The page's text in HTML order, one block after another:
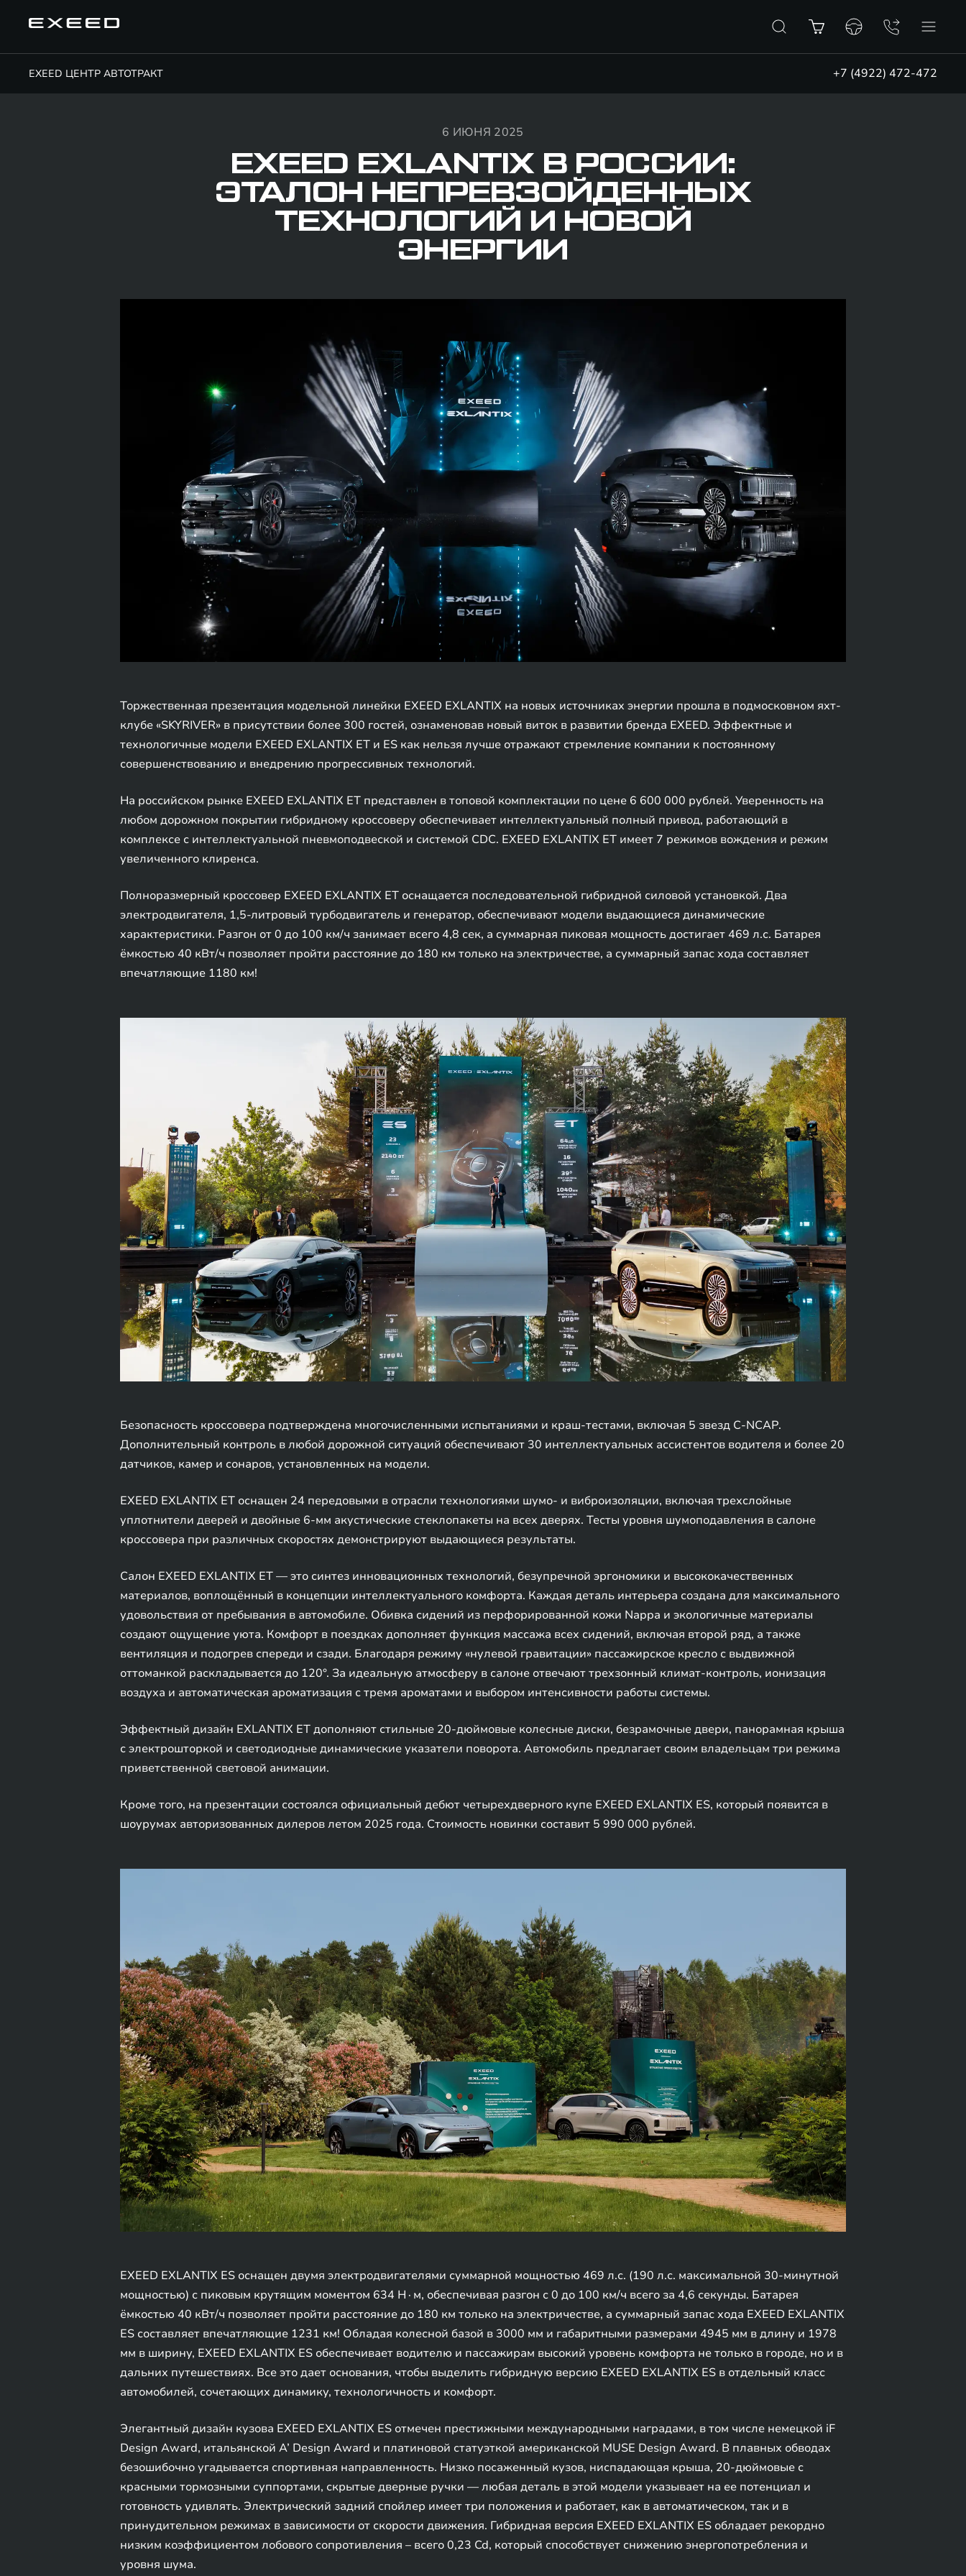
EXEED ЦЕНТР АВТОТРАКТ +7 (4922) 472-472
6 ИЮНЯ 2025
EXEED EXLANTIX В РОССИИ:
ЭТАЛОН НЕПРЕВЗОЙДЕННЫХ
ТЕХНОЛОГИЙ И НОВОЙ
ЭНЕРГИИ
Торжественная презентация модельной линейки EXEED EXLANTIX на новых источниках энергии прошла в подмосковном яхт-
клубе «SKYRIVER» в присутствии более 300 гостей, ознаменовав новый виток в развитии бренда EXEED. Эффектные и
технологичные модели EXEED EXLANTIX ET и ES как нельзя лучше отражают стремление компании к постоянному
совершенствованию и внедрению прогрессивных технологий.
На российском рынке EXEED EXLANTIX ET представлен в топовой комплектации по цене 6 600 000 рублей. Уверенность на
любом дорожном покрытии гибридному кроссоверу обеспечивает интеллектуальный полный привод, работающий в
комплексе с интеллектуальной пневмоподвеской и системой CDC. EXEED EXLANTIX ET имеет 7 режимов вождения и режим
увеличенного клиренса.
Полноразмерный кроссовер EXEED EXLANTIX ET оснащается последовательной гибридной силовой установкой. Два
электродвигателя, 1,5-литровый турбодвигатель и генератор, обеспечивают модели выдающиеся динамические
характеристики. Разгон от 0 до 100 км/ч занимает всего 4,8 сек, а суммарная пиковая мощность достигает 469 л.с. Батарея
ёмкостью 40 кВт/ч позволяет пройти расстояние до 180 км только на электричестве, а суммарный запас хода составляет
впечатляющие 1180 км!
Безопасность кроссовера подтверждена многочисленными испытаниями и краш-тестами, включая 5 звезд C-NCAP.
Дополнительный контроль в любой дорожной ситуаций обеспечивают 30 интеллектуальных ассистентов водителя и более 20
датчиков, камер и сонаров, установленных на модели.
EXEED EXLANTIX ET оснащен 24 передовыми в отрасли технологиями шумо- и виброизоляции, включая трехслойные
уплотнители дверей и двойные 6-мм акустические стеклопакеты на всех дверях. Тесты уровня шумоподавления в салоне
кроссовера при различных скоростях демонстрируют выдающиеся результаты.
Салон EXEED EXLANTIX ET — это синтез инновационных технологий, безупречной эргономики и высококачественных
материалов, воплощённый в концепции интеллектуального комфорта. Каждая деталь интерьера создана для максимального
удовольствия от пребывания в автомобиле. Обивка сидений из перфорированной кожи Nappa и экологичные материалы
создают ощущение уюта. Комфорт в поездках дополняет функция массажа всех сидений, включая второй ряд, а также
вентиляция и подогрев спереди и сзади. Благодаря режиму «нулевой гравитации» пассажирское кресло с выдвижной
оттоманкой раскладывается до 120°. За идеальную атмосферу в салоне отвечают трехзонный климат-контроль, ионизация
воздуха и автоматическая ароматизация с тремя ароматами и выбором интенсивности работы системы.
Эффектный дизайн EXLANTIX ET дополняют стильные 20-дюймовые колесные диски, безрамочные двери, панорамная крыша
с электрошторкой и светодиодные динамические указатели поворота. Автомобиль предлагает своим владельцам три режима
приветственной световой анимации.
Кроме того, на презентации состоялся официальный дебют четырехдверного купе EXEED EXLANTIX ES, который появится в
шоурумах авторизованных дилеров летом 2025 года. Стоимость новинки составит 5 990 000 рублей.
EXEED EXLANTIX ES оснащен двумя электродвигателями суммарной мощностью 469 л.с. (190 л.с. максимальной 30-минутной
мощностью) с пиковым крутящим моментом 634 Н∙м, обеспечивая разгон с 0 до 100 км/ч всего за 4,6 секунды. Батарея
ёмкостью 40 кВт/ч позволяет пройти расстояние до 180 км только на электричестве, а суммарный запас хода EXEED EXLANTIX
ES составляет впечатляющие 1231 км! Обладая колесной базой в 3000 мм и габаритными размерами 4945 мм в длину и 1978
мм в ширину, EXEED EXLANTIX ES обеспечивает водителю и пассажирам высокий уровень комфорта не только в городе, но и в
дальних путешествиях. Все это дает основания, чтобы выделить гибридную версию EXEED EXLANTIX ES в отдельный класс
автомобилей, сочетающих динамику, технологичность и комфорт.
Элегантный дизайн кузова EXEED EXLANTIX ES отмечен престижными международными наградами, в том числе немецкой iF
Design Award, итальянской A’ Design Award и платиновой статуэткой американской MUSE Design Award. В плавных обводах
безошибочно угадывается спортивная направленность. Низко посаженный кузов, ниспадающая крыша, 20-дюймовые с
красными тормозными суппортами, скрытые дверные ручки — любая деталь в этой модели указывает на ее потенциал и
готовность удивлять. Электрический задний спойлер имеет три положения и работает, как в автоматическом, так и в
принудительном режимах в зависимости от скорости движения. Гибридная версия EXEED EXLANTIX ES обладает рекордно
низким коэффициентом лобового сопротивления – всего 0,23 Cd, который способствует снижению энергопотребления и
уровня шума.